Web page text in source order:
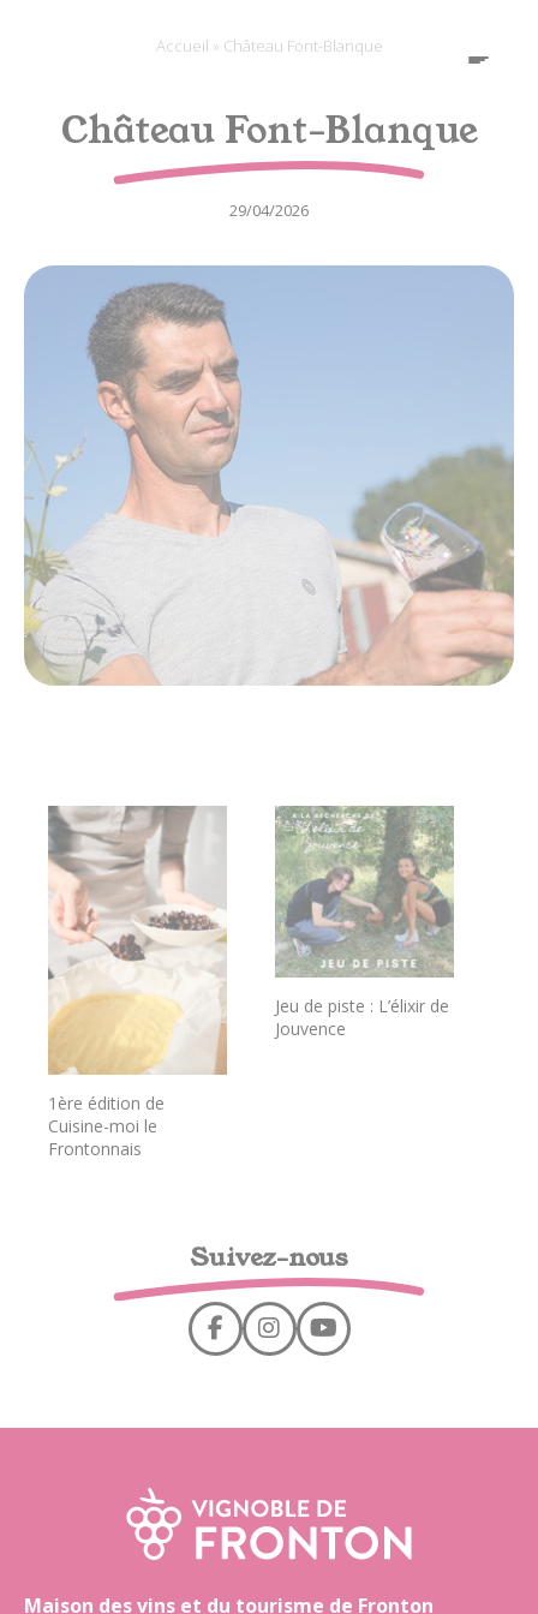
Accueil » Château Font-Blanque
Château Font-Blanque
29/04/2026
1ère édition de
Cuisine-moi le
Frontonnais
Jeu de piste : L’élixir de
Jouvence
Suivez-nous
Maison des vins et du tourisme de Fronton